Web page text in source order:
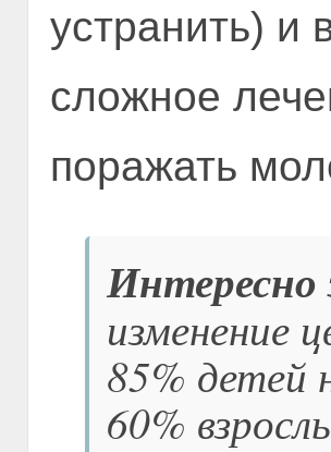
устранить) и
сложное
поражать
изменение
85% детей
60%